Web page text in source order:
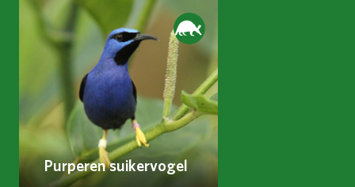
Purperen suikervogel